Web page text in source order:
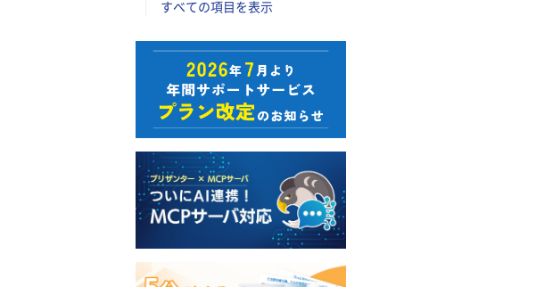
すべての項目を表示